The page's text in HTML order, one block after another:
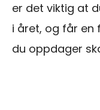
er det viktig at
i året, og får en
du oppdager